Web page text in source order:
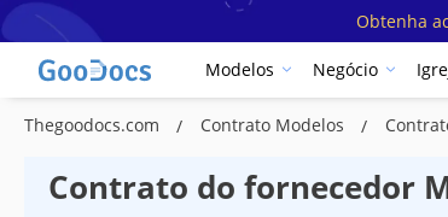
Obtenha
Modelos Negócio
Thegoodocs.com Contrato Modelos
Contrato do fornecedor